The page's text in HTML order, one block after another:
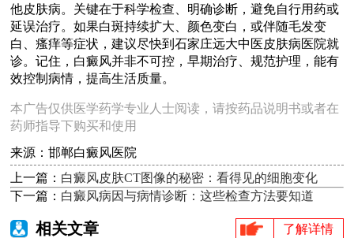
他皮肤病。关键在于科学检查、明确诊断，避免自行用药或
延误治疗。如果白斑持续扩大、颜色变白，或伴随毛发变
白、瘙痒等症状，建议尽快到石家庄远大中医皮肤病医院就
诊。记住，白癜风并非不可控，早期治疗、规范护理，能有
效控制病情，提高生活质量。
本广告仅供医学药学专业人士阅读，请按药品说明书或者在
药师指导下购买和使用
来源：邯郸白癜风医院
上一篇： 白癜风皮肤CT图像的秘密：看得见的细胞变化
下一篇： 白癜风病因与病情诊断：这些检查方法要知道
相关文章 了解详情